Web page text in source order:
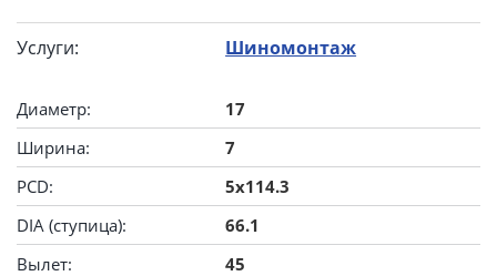
Услуги: Шиномонтаж
Диаметр:
17
Ширина:
7
PCD:
5x114.3
DIA (ступица):
66.1
Вылет:
45